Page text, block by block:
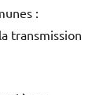
:
transmission